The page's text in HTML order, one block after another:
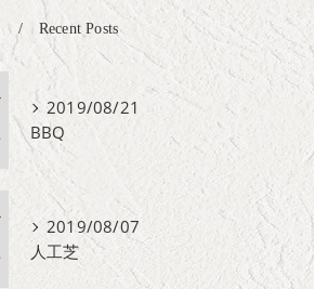
Recent Posts
2019/08/21
BBQ
2019/08/07
人工芝